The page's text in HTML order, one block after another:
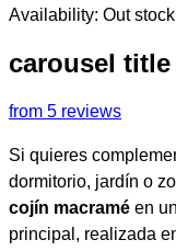
original
era:
35,90€. 25,00€.
Availability: Out stock
carousel title
from 5 reviews
Si quieres
dormitorio, jardín o
cojín macramé en
principal, realizada